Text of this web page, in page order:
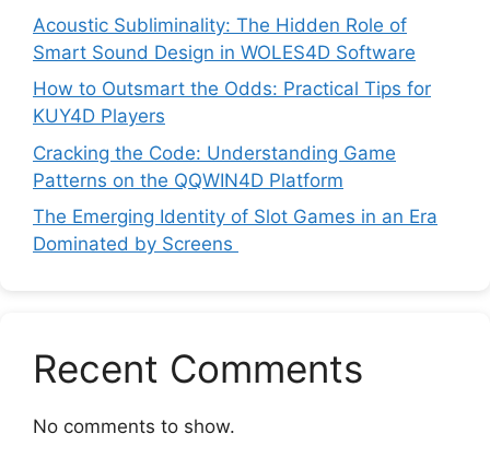
Acoustic Subliminality: The Hidden Role of
Smart Sound Design in WOLES4D Software
How to Outsmart the Odds: Practical Tips for
KUY4D Players
Cracking the Code: Understanding Game
Patterns on the QQWIN4D Platform
The Emerging Identity of Slot Games in an Era
Dominated by Screens
Recent Comments
No comments to show.